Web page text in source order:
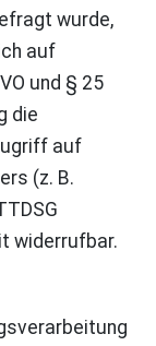
wurde,
auf
und § 25
die
auf
(z. B.
widerrufbar.